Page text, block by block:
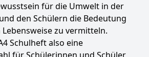
für die Umwelt in der
den Schülern die Bedeutung
zu vermitteln.
Schulheft also eine